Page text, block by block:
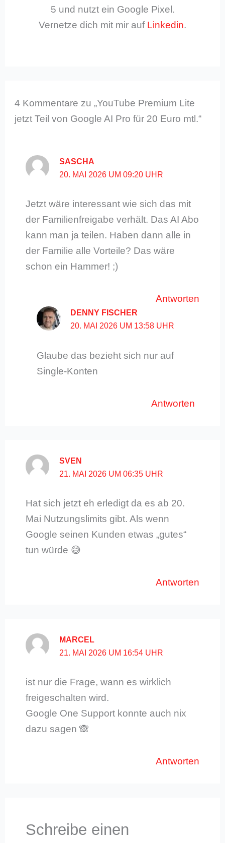
5 und nutzt ein Google Pixel.
Vernetze dich mit mir auf Linkedin.
4 Kommentare zu „YouTube Premium Lite
jetzt Teil von Google AI Pro für 20 Euro mtl.“
SASCHA
20. MAI 2026 UM 09:20 UHR
Jetzt wäre interessant wie sich das mit
der Familienfreigabe verhält. Das AI Abo
kann man ja teilen. Haben dann alle in
der Familie alle Vorteile? Das wäre
schon ein Hammer! ;)
Antworten
DENNY FISCHER
20. MAI 2026 UM 13:58 UHR
Glaube das bezieht sich nur auf
Single-Konten
Antworten
SVEN
21. MAI 2026 UM 06:35 UHR
Hat sich jetzt eh erledigt da es ab 20.
Mai Nutzungslimits gibt. Als wenn
Google seinen Kunden etwas „gutes“
tun würde 😅
Antworten
MARCEL
21. MAI 2026 UM 16:54 UHR
ist nur die Frage, wann es wirklich
freigeschalten wird.
Google One Support konnte auch nix
dazu sagen 🙈
Antworten
Schreibe einen